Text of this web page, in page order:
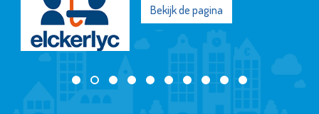
Bekijk de pagina